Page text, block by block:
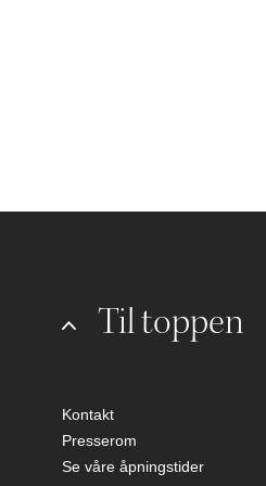
Til toppen
Kontakt
Presserom
Se våre åpningstider